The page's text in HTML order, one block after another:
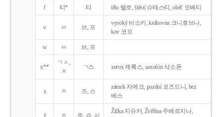
t' 티* 티 tělo 텔로, štěstí 슈테스티, obět' 오베티
v ㅂ 브, 프
vysoký 비소키, knihovna 크니호브나,
kov 코프
w ㅂ 브, 프
x**
ㄱㅅ,
ㅈ
ㄱ스 xerox 제록스, saxofón 삭소폰
z ㅈ 즈, 스
zámek 자메크, pozdní 포즈드니, bez
베스
ž ㅈ 주, 슈, 시
Žižka 지슈카, Žvěřina 주베르지나,